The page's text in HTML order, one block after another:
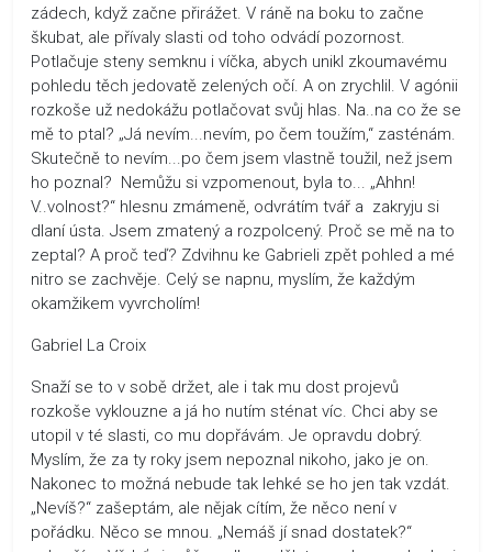
zádech, když začne přirážet. V ráně na boku to začne
škubat, ale přívaly slasti od toho odvádí pozornost.
Potlačuje steny semknu i víčka, abych unikl zkoumavému
pohledu těch jedovatě zelených očí. A on zrychlil. V agónii
rozkoše už nedokážu potlačovat svůj hlas. Na..na co že se
mě to ptal? „Já nevím...nevím, po čem toužím,“ zasténám.
Skutečně to nevím...po čem jsem vlastně toužil, než jsem
ho poznal? Nemůžu si vzpomenout, byla to... „Ahhn!
V..volnost?“ hlesnu zmámeně, odvrátím tvář a zakryju si
dlaní ústa. Jsem zmatený a rozpolcený. Proč se mě na to
zeptal? A proč teď? Zdvihnu ke Gabrieli zpět pohled a mé
nitro se zachvěje. Celý se napnu, myslím, že každým
okamžikem vyvrcholím!
Gabriel La Croix
Snaží se to v sobě držet, ale i tak mu dost projevů
rozkoše vyklouzne a já ho nutím sténat víc. Chci aby se
utopil v té slasti, co mu dopřávám. Je opravdu dobrý.
Myslím, že za ty roky jsem nepoznal nikoho, jako je on.
Nakonec to možná nebude tak lehké se ho jen tak vzdát.
„Nevíš?“ zašeptám, ale nějak cítím, že něco není v
pořádku. Něco se mnou. „Nemáš jí snad dostatek?“